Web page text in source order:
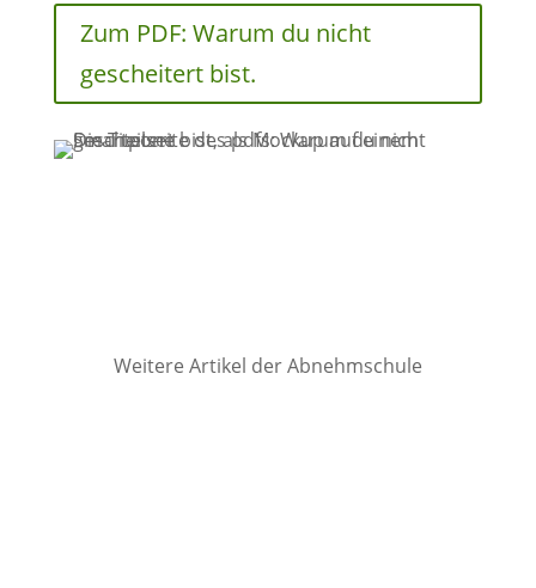
Zum PDF: Warum du nicht
gescheitert bist.
Weitere Artikel der Abnehmschule